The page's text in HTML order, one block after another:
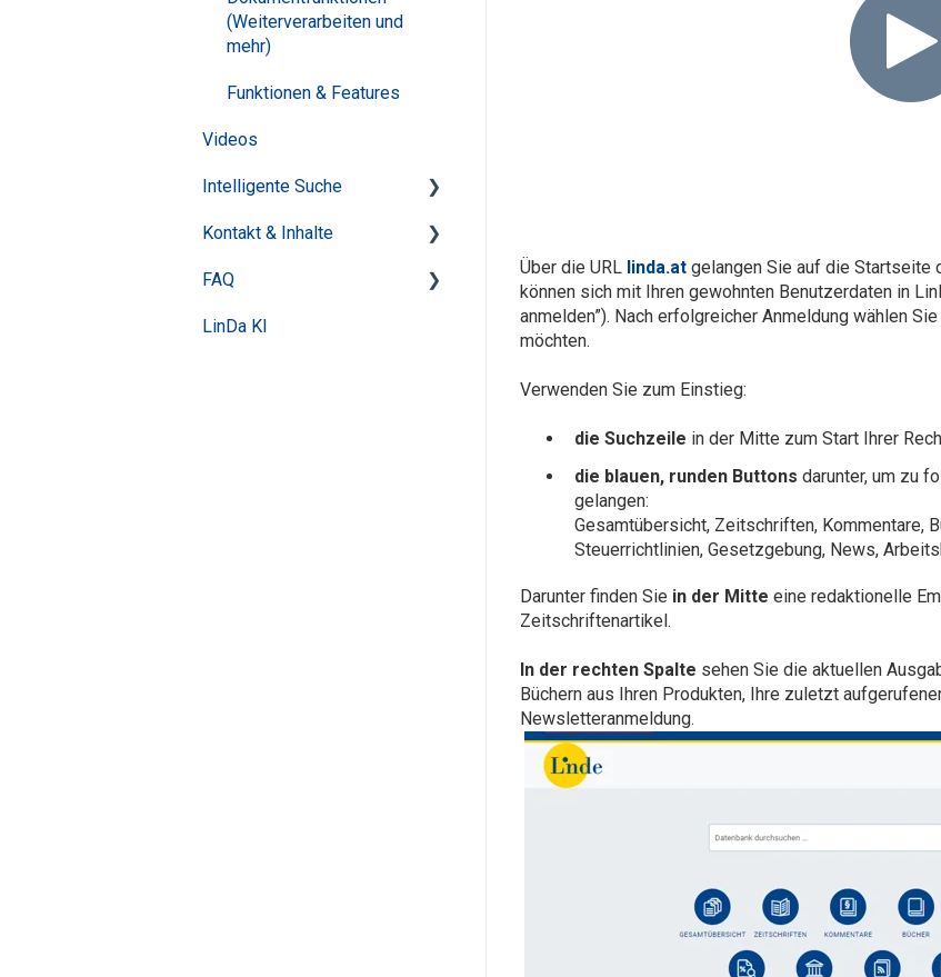
Über die URL linda.atgelangen Sie auf die Startseite
können sich mit Ihren gewohnten Benutzerdaten in
anmelden”). Nach erfolgreicher Anmeldung wählen
möchten.
Verwenden Sie zum Einstieg:
die Suchzeile in der Mitte zum Start Ihrer
die blauen, runden Buttons darunter, um zu
gelangen:
Gesamtübersicht, Zeitschriften, Kommentare,
Steuerrichtlinien, Gesetzgebung, News,
Darunter finden Sie in der Mitte eine redaktionelle
Zeitschriftenartikel.
In der rechten Spalte sehen Sie die aktuellen
Büchern aus Ihren Produkten, Ihre zuletzt
Newsletteranmeldung.
(Weiterverarbeiten und
mehr)
Funktionen & Features
Videos
Intelligente Suche
Tipps für die erfolgreiche
Kontakt & Inhalte
Inhalte
FAQ
Anmeldung
LinDa KI